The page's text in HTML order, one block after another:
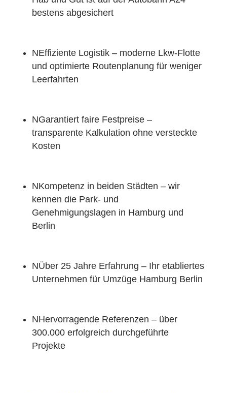
bestens abgesichert
NEffiziente Logistik – moderne Lkw-Flotte
und optimierte Routenplanung für weniger
Leerfahrten
NGarantiert faire Festpreise –
transparente Kalkulation ohne versteckte
Kosten
NKompetenz in beiden Städten – wir
kennen die Park- und
Genehmigungslagen in Hamburg und
Berlin
NÜber 25 Jahre Erfahrung – Ihr etabliertes
Unternehmen für Umzüge Hamburg Berlin
NHervorragende Referenzen – über
300.000 erfolgreich durchgeführte
Projekte